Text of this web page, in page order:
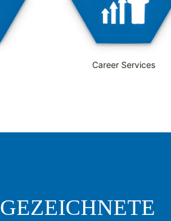
Career Services